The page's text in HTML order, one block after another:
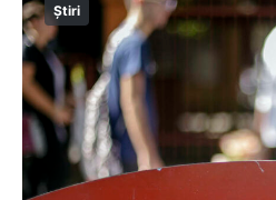
Știri